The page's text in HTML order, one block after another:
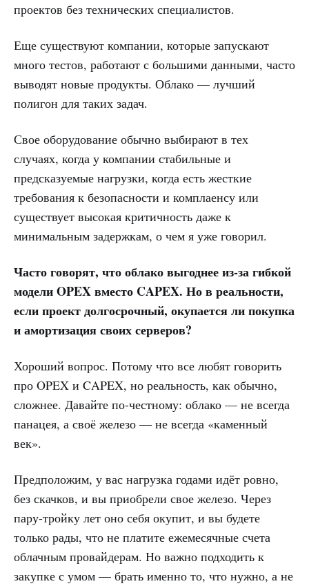
проектов без технических специалистов.
Еще существуют компании, которые запускают
много тестов, работают с большими данными, часто
выводят новые продукты. Облако — лучший
полигон для таких задач.
Свое оборудование обычно выбирают в тех
случаях, когда у компании стабильные и
предсказуемые нагрузки, когда есть жесткие
требования к безопасности и комплаенсу или
существует высокая критичность даже к
минимальным задержкам, о чем я уже говорил.
Часто говорят, что облако выгоднее из-за гибкой
модели OPEX вместо CAPEX. Но в реальности,
если проект долгосрочный, окупается ли покупка
и амортизация своих серверов?
Хороший вопрос. Потому что все любят говорить
про OPEX и CAPEX, но реальность, как обычно,
сложнее. Давайте по-честному: облако — не всегда
панацея, а своё железо — не всегда «каменный
век».
Предположим, у вас нагрузка годами идёт ровно,
без скачков, и вы приобрели свое железо. Через
пару-тройку лет оно себя окупит, и вы будете
только рады, что не платите ежемесячные счета
облачным провайдерам. Но важно подходить к
закупке с умом — брать именно то, что нужно, а не